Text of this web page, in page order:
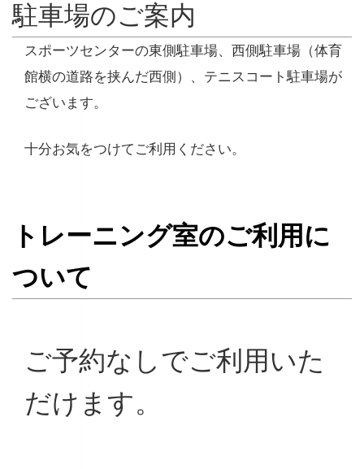
駐車場のご案内
スポーツセンターの東側駐車場、西側駐車場（体育
館横の道路を挟んだ西側）、テニスコート駐車場が
ございます。
十分お気をつけてご利用ください。
トレーニング室のご利用に
ついて
ご予約なしでご利用いた
だけます。